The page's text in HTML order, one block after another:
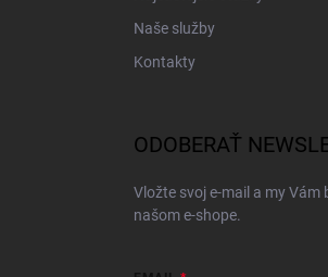
Naše služby
Kontakty
ODOBERAŤ
Vložte svoj e-mail a my
našom e-shope.